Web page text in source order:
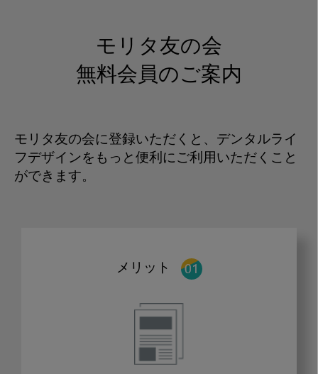
モリタ友の会
無料会員のご案内
モリタ友の会に登録いただくと、デンタルライ
フデザインをもっと便利にご利用いただくこと
ができます。
メリット